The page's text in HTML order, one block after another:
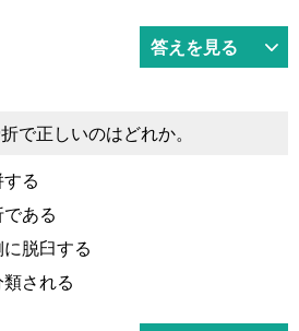
答えを見る
で正しいのはどれか。
る
ある
に脱臼する
される